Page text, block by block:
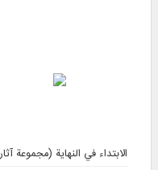
الابتداء في النهاية (مجموعة